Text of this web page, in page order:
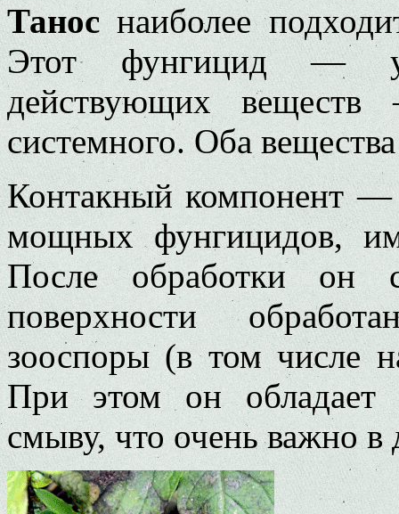
Таноснаиболее
Этот фунгицид —
действующих
системного. Оба
Контакный компонент
мощных фунгицидов,
Пос­ле обработки он
поверхности
зооспоры (в том числе
При этом он обладает
смыву, что очень важно